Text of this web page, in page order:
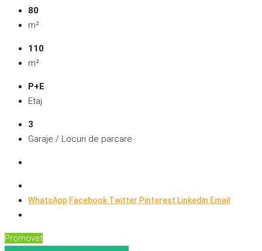
80
m²
110
m²
P+E
Etaj
3
Garaje / Locuri de parcare
WhatsApp FacebookTwitter Pinterest Linkedin Email
Promovat